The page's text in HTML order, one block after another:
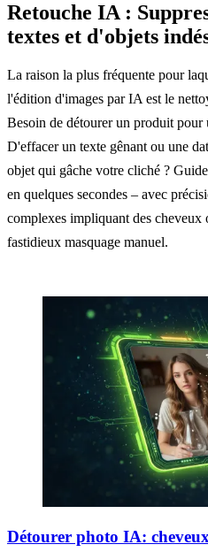
Retouche IA :
textes et d'objets
La raison la plus fréquente pour
l'édition d'images par IA est le
Besoin de détourer un produit pour
D'effacer un texte gênant ou une
objet qui gâche votre cliché ?
en quelques secondes – avec
complexes impliquant des cheveux
fastidieux masquage manuel.
Détourer photo IA: